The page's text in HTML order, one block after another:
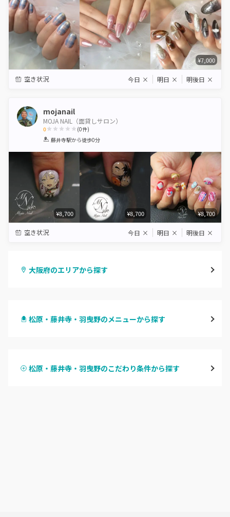
¥7,000
空き状況 今日 × 明日 × 明後日 ×
mojanail
MOJA NAIL（面貸しサロン）
0
1 2 3 4 5
(0件)
藤井寺駅から徒歩0分
¥8,700 ¥8,700 ¥8,700
空き状況 今日 × 明日 × 明後日 ×
大阪府のエリアから探す
心斎橋・南船場・アメ村
松原・藤井寺・羽曳野のメニューから探す
ハンドスカルプ
松原・藤井寺・羽曳野のこだわり条件から探す